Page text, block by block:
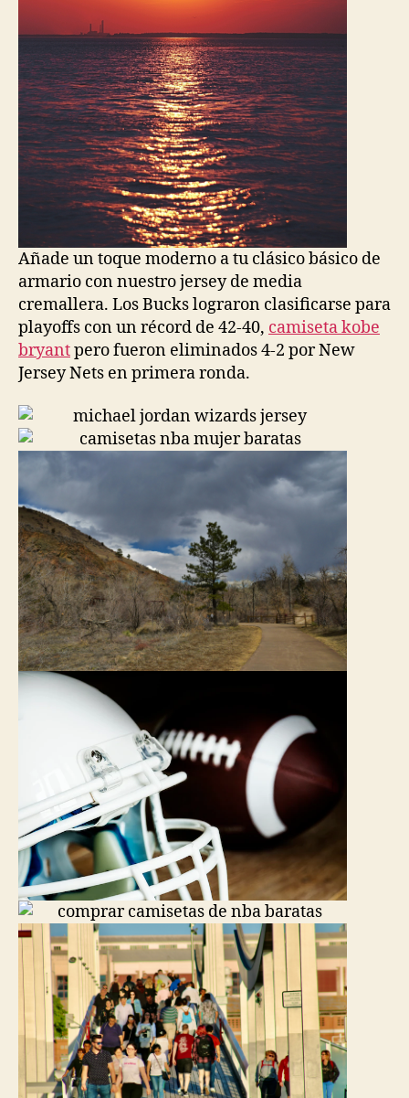
Añade un toque moderno a tu clásico básico de
armario con nuestro jersey de media
cremallera. Los Bucks lograron clasificarse para
playoffs con un récord de 42-40, camiseta kobe
bryantpero fueron eliminados 4-2 por New
Jersey Nets en primera ronda.